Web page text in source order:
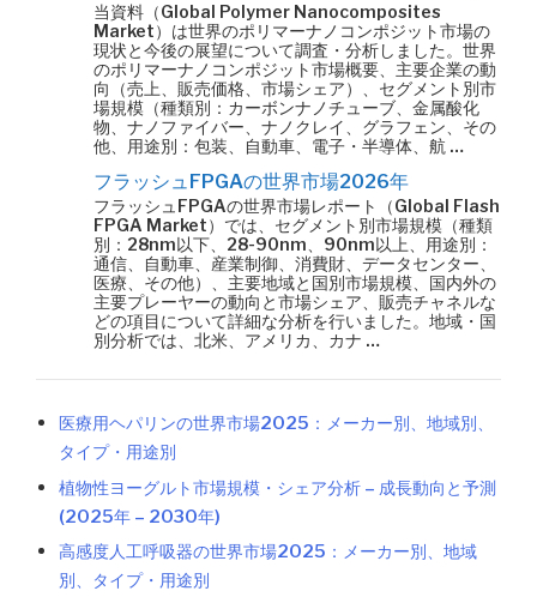
当資料（Global Polymer Nanocomposites
Market）は世界のポリマーナノコンポジット市場の
現状と今後の展望について調査・分析しました。世界
のポリマーナノコンポジット市場概要、主要企業の動
向（売上、販売価格、市場シェア）、セグメント別市
場規模（種類別：カーボンナノチューブ、金属酸化
物、ナノファイバー、ナノクレイ、グラフェン、その
他、用途別：包装、自動車、電子・半導体、航 …
フラッシュFPGAの世界市場2026年
フラッシュFPGAの世界市場レポート（Global Flash
FPGA Market）では、セグメント別市場規模（種類
別：28nm以下、28-90nm、90nm以上、用途別：
通信、自動車、産業制御、消費財、データセンター、
医療、その他）、主要地域と国別市場規模、国内外の
主要プレーヤーの動向と市場シェア、販売チャネルな
どの項目について詳細な分析を行いました。地域・国
別分析では、北米、アメリカ、カナ …
医療用ヘパリンの世界市場2025：メーカー別、地域別、
タイプ・用途別
植物性ヨーグルト市場規模・シェア分析 – 成長動向と予測
(2025年 – 2030年)
高感度人工呼吸器の世界市場2025：メーカー別、地域
別、タイプ・用途別